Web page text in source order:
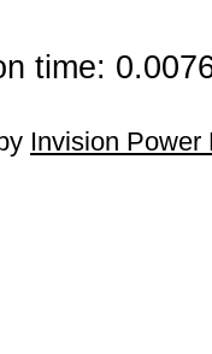
time:
Invision Power